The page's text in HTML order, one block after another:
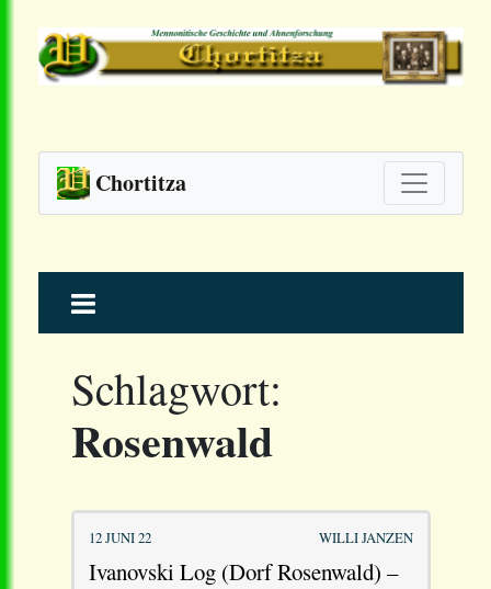
Chortitza
to
Schlagwort:
Rosenwald
12 JUNI 22 WILLI JANZEN
Ivanovski Log (Dorf Rosenwald) –